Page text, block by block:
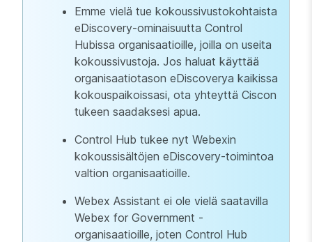
Emme vielä tue kokoussivustokohtaista
eDiscovery-ominaisuutta Control
Hubissa organisaatioille, joilla on useita
kokoussivustoja. Jos haluat käyttää
organisaatiotason eDiscoverya kaikissa
kokouspaikoissasi, ota yhteyttä Ciscon
tukeen saadaksesi apua.
Control Hub tukee nyt Webexin
kokoussisältöjen eDiscovery-toimintoa
valtion organisaatioille.
Webex Assistant ei ole vielä saatavilla
Webex for Government -
organisaatioille, joten Control Hub